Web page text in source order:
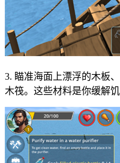
3. 瞄准海面上漂浮的木板
木筏。这些材料是你缓解